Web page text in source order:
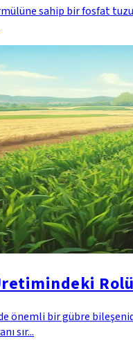
sahip bir fosfat
önemli bir gübre
sır...